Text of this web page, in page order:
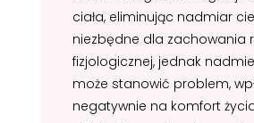
ciała, eliminując nadmiar
niezbędne dla zachowania
fizjologicznej, jednak
może stanowić problem,
negatywnie na komfort